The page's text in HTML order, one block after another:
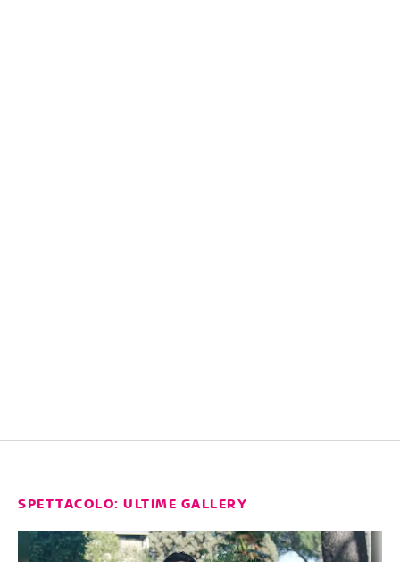
SPETTACOLO: ULTIME GALLERY